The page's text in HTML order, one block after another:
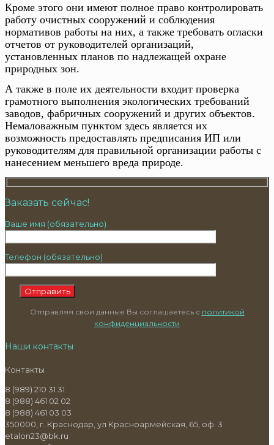
Кроме этого они имеют полное право контролировать
работу очистных сооружений и соблюдения
нормативов работы на них, а также требовать огласки
отчетов от руководителей организаций,
установленных планов по надлежащей охране
природных зон.
А также в поле их деятельности входит проверка
грамотного выполнения экологических требований
заводов, фабричных сооружений и других объектов.
Немаловажным пунктом здесь является их
возможность предоставлять предписания ИП или
руководителям для правильной организации работы с
нанесением меньшего вреда природе.
Заказать сейчас!
Ваше имя (обязательно)
Телефон (обязательно)
Отправляя свои данные Вы соглашаетесь с политикой
конфиденциальности
Наши контакты
Контакты
8 (989) 210 31 31
8 (988) 461 02 02
8 (988) 461 03 03
350000, г. Краснодар, ул Красноармейская, 65, оф. 3
etalon23@bk.ru